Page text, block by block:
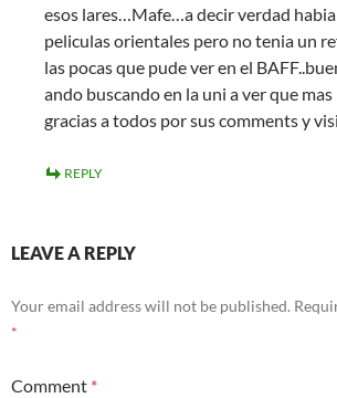
esos lares…Mafe…a decir verdad
peliculas orientales pero no tenia un
las pocas que pude ver en el
ando buscando en la uni a ver que
gracias a todos por sus comments y
REPLY
LEAVE A REPLY
Your email address will not be published.
*
Comment *